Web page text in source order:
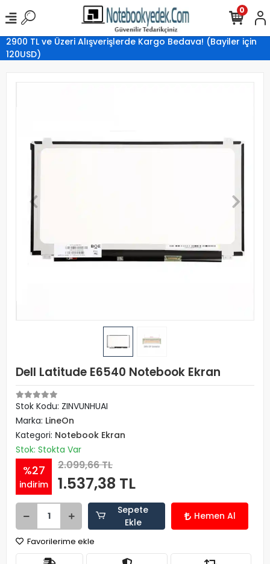
2900 TL ve Üzeri Alışverişlerde Kargo Bedava! (Bayiler için
120USD)
0
Dell Latitude E6540 Notebook Ekran
Stok Kodu: ZINVUNHUAI
Marka: LineOn
Kategori: Notebook Ekran
Stok: Stokta Var
%27
indirim
2.099,66 TL
1.537,38 TL
Sepete
Ekle
Hemen Al
Favorilerime ekle